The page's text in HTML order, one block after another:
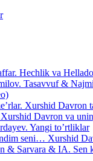
Hechlik va
Tasavvuf &
Xurshid Davron
Davron va
Yangi to’rtliklar
seni… Xurshid
& Sarvara & IA. Sen